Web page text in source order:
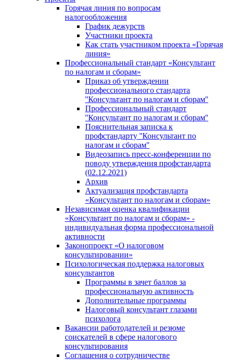
Горячая линия по вопросам
налогообложения
График дежурств
Участники проекта
Как стать участником проекта «Горячая
линия»
Профессиональный стандарт «Консультант
по налогам и сборам»
Приказ об утверждении
профессионального стандарта
''Консультант по налогам и сборам''
Профессиональный стандарт
''Консультант по налогам и сборам''
Пояснительная записка к
профстандарту ''Консультант по
налогам и сборам''
Видеозапись пресс-конференции по
поводу утверждения профстандарта
(02.12.2021)
Архив
Актуализация профстандарта
«Консультант по налогам и сборам»
Независимая оценка квалификации
«Консультант по налогам и сборам» -
индивидуальная форма профессиональной
активности
Законопроект «О налоговом
консультировании»
Психологическая поддержка налоговых
консультантов
Программы в зачет баллов за
профессиональную активность
Дополнительные программы
Налоговый консультант глазами
психолога
Вакансии работодателей и резюме
соискателей в сфере налогового
консультирования
Соглашения о сотрудничестве